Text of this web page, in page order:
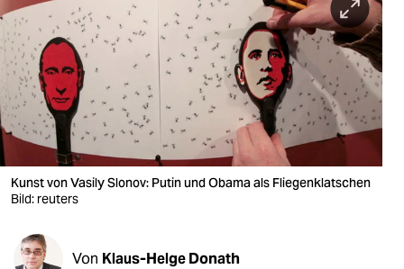
nord
wahrheit
verlag
verlag
veranstaltungen
fragen & hilfe
Kunst von Vasily Slonov: Putin und Obama als Fliegenklatschen
Bild: reuters
Von Klaus-Helge Donath